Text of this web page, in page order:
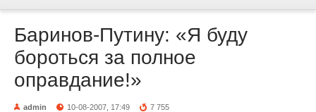
Баринов-Путину: «Я буду
бороться за полное
оправдание!»
admin 10-08-2007, 17:49 7 755